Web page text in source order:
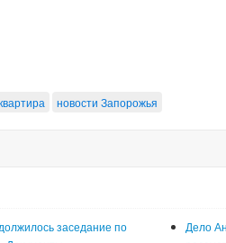
новости Запорожья
заседание по
Дело